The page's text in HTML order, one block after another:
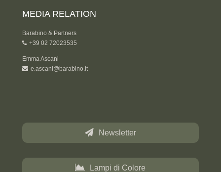
MEDIA RELATION
Barabino & Partners
+39 02 72023535
Emma Ascani
e.ascani@barabino.it
Newsletter
Lampi di Colore